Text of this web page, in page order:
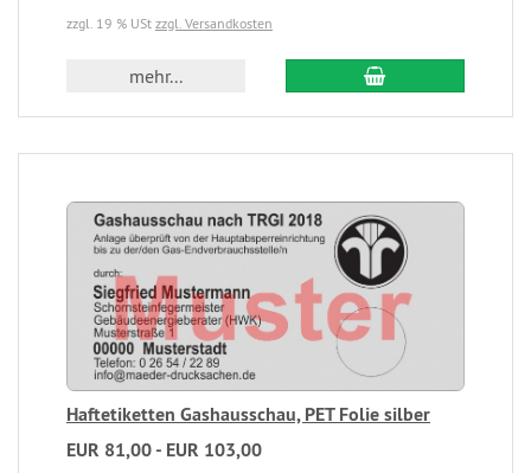
zzgl. 19 % USt zzgl. Versandkosten
mehr...
Haftetiketten Gashausschau, PET Folie silber
EUR 81,00 - EUR 103,00